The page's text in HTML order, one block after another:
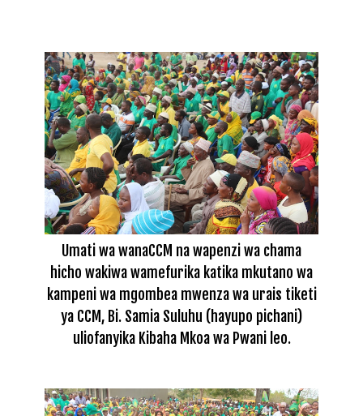
Umati wa wanaCCM na wapenzi wa chama
hicho wakiwa wamefurika katika mkutano wa
kampeni wa mgombea mwenza wa urais tiketi
ya CCM, Bi. Samia Suluhu (hayupo pichani)
uliofanyika Kibaha Mkoa wa Pwani leo.